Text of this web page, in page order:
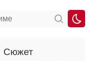
Сюжет